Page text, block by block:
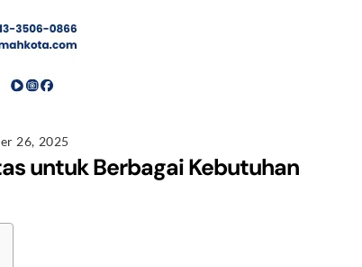
26, 2025
untuk Berbagai Kebutuhan